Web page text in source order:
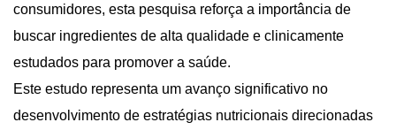
consumidores, esta pesquisa reforça a importância de
buscar ingredientes de alta qualidade e clinicamente
estudados para promover a saúde.
Este estudo representa um avanço significativo no
desenvolvimento de estratégias nutricionais direcionadas